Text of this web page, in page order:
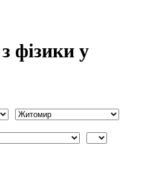
фізики у